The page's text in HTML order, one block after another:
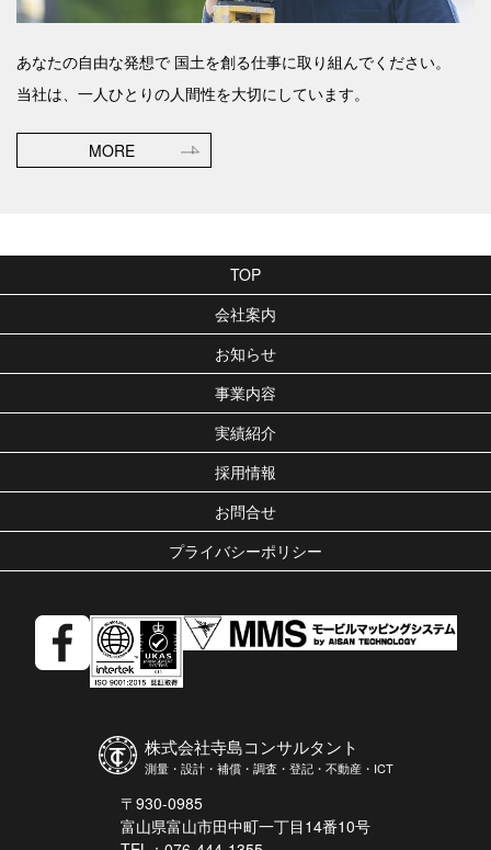
あなたの自由な発想で 国土を創る仕事に取り組んでください。
当社は、一人ひとりの人間性を大切にしています。
MORE
株式会社寺島コンサルタント
測量・設計・補償・調査・登記・不動産・ICT
〒930-0985
富山県富山市田中町一丁目14番10号
TOP
会社案内
お知らせ
事業内容
実績紹介
採用情報
お問合せ
プライバシーポリシー